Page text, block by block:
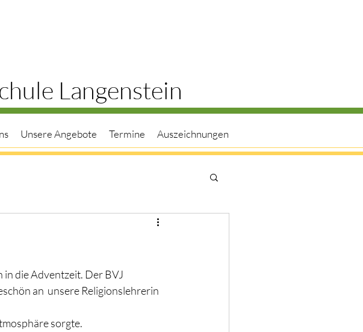
Langenstein
Unsere Angebote Termine Auszeichnungen
in die Adventzeit. Der BVJ
an  unsere Religionslehrerin
sorgte.